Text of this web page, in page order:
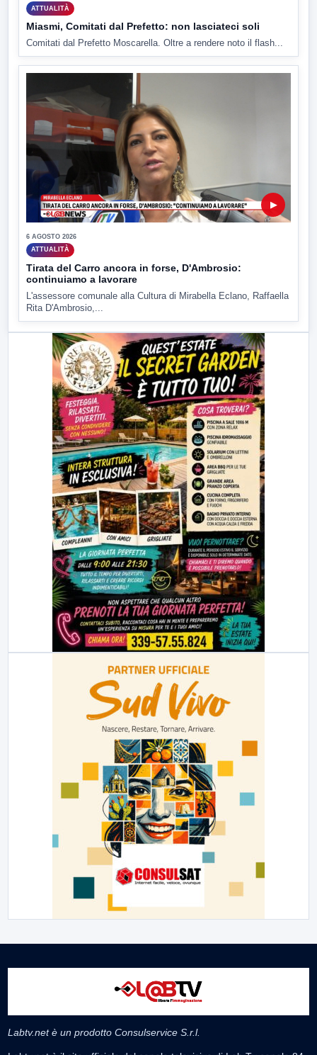
ATTUALITÀ
Miasmi, Comitati dal Prefetto: non lasciateci soli
Comitati dal Prefetto Moscarella. Oltre a rendere noto il flash...
▶
6 AGOSTO 2026
ATTUALITÀ
Tirata del Carro ancora in forse, D'Ambrosio:
continuiamo a lavorare
L'assessore comunale alla Cultura di Mirabella Eclano, Raffaella
Rita D'Ambrosio,...
Labtv.net è un prodotto Consulservice S.r.l.